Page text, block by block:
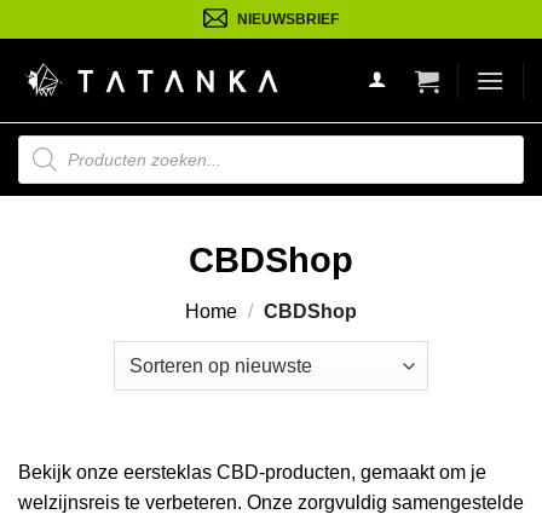
naar
inhoud
NIEUWSBRIEF
Producten
zoeken
CBDShop
Home / CBDShop
Bekijk onze eersteklas CBD-producten, gemaakt om je
welzijnsreis te verbeteren. Onze zorgvuldig samengestelde